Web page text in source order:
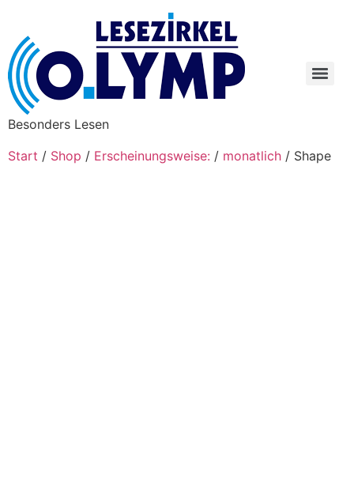
Besonders Lesen
Start / Shop / Erscheinungsweise: / monatlich / Shape